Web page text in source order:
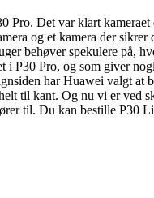
Det var klart
og et kamera der
behøver spekulere på,
P30 Pro, og som giver
har Huawei valgt at
til kant. Og nu vi er ved
til. Du kan bestille P30